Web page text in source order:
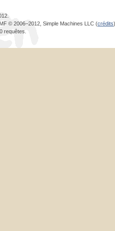
© 2006–2012, Simple Machines LLC (crédits)
requêtes.